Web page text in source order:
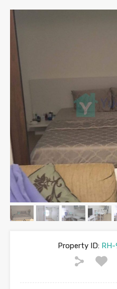
Property ID: